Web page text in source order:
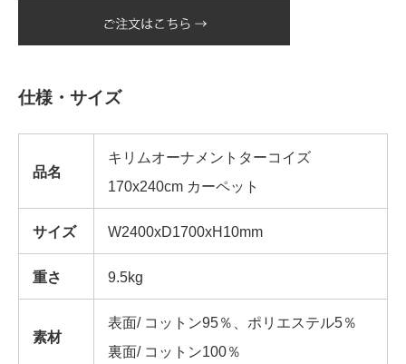
仕様・サイズ
品名
キリムオーナメントターコイズ
170x240cm カーペット
サイズ W2400xD1700xH10mm
重さ 9.5kg
素材
表面/ コットン95％、ポリエステル5％
裏面/ コットン100％